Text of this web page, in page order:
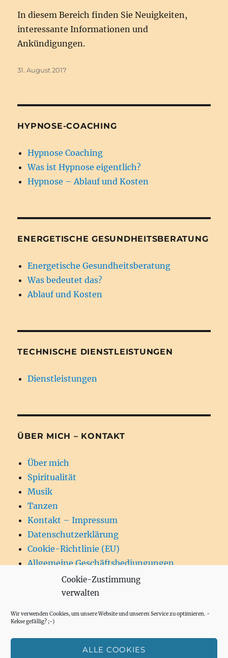
Cookie-Zustimmung
verwalten
Wir verwenden Cookies, um unsere Website und unseren Service zu optimieren. -
Kekse gefällig? ;-)
ALLE COOKIES
In diesem Bereich finden Sie Neuigkeiten,
interessante Informationen und
Ankündigungen.
Veröffentlicht
31. August 2017
HYPNOSE-COACHING
Hypnose Coaching
Was ist Hypnose eigentlich?
Hypnose – Ablauf und Kosten
ENERGETISCHE GESUNDHEITSBERATUNG
Energetische Gesundheitsberatung
Was bedeutet das?
Ablauf und Kosten
TECHNISCHE DIENSTLEISTUNGEN
Dienstleistungen
ÜBER MICH – KONTAKT
Über mich
Spiritualität
Musik
Tanzen
Kontakt – Impressum
Datenschutzerklärung
Cookie-Richtlinie (EU)
Allgemeine Geschäftsbediungungen
Suchen
nach: